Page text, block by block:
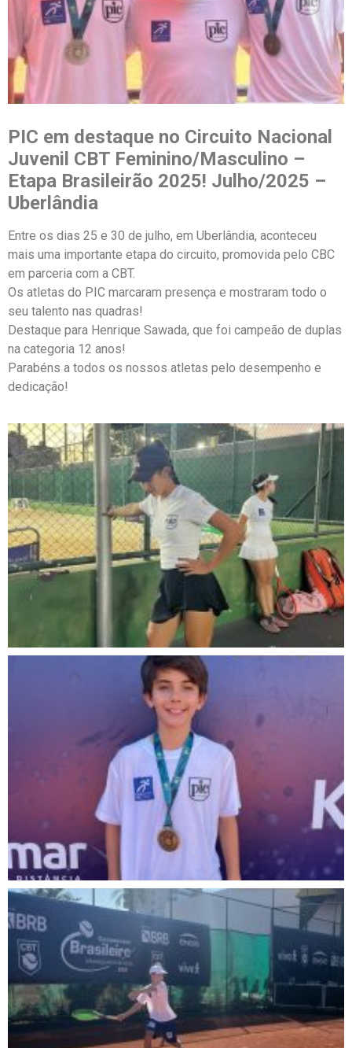
PIC em destaque no Circuito Nacional
Juvenil CBT Feminino/Masculino –
Etapa Brasileirão 2025! Julho/2025 –
Uberlândia
Entre os dias 25 e 30 de julho, em Uberlândia, aconteceu
mais uma importante etapa do circuito, promovida pelo CBC
em parceria com a CBT.
Os atletas do PIC marcaram presença e mostraram todo o
seu talento nas quadras!
Destaque para Henrique Sawada, que foi campeão de duplas
na categoria 12 anos!
Parabéns a todos os nossos atletas pelo desempenho e
dedicação!